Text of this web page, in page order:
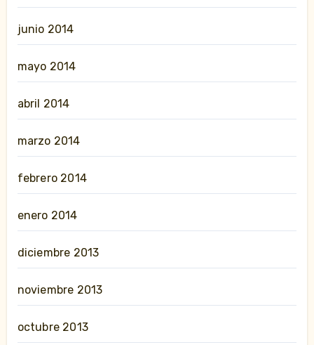
junio 2014
mayo 2014
abril 2014
marzo 2014
febrero 2014
enero 2014
diciembre 2013
noviembre 2013
octubre 2013